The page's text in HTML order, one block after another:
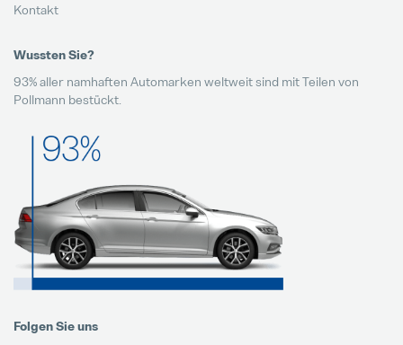
Kontakt
Wussten Sie?
93% aller namhaften Automarken weltweit sind mit Teilen von
Pollmann bestückt.
Folgen Sie uns